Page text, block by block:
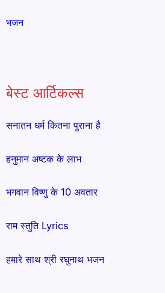
भजन
बेस्ट आर्टिकल्स
सनातन धर्म कितना पुराना है
हनुमान अष्टक के लाभ
भगवान विष्णु के 10 अवतार
राम स्तुति Lyrics
हमारे साथ श्री रघुनाथ भजन